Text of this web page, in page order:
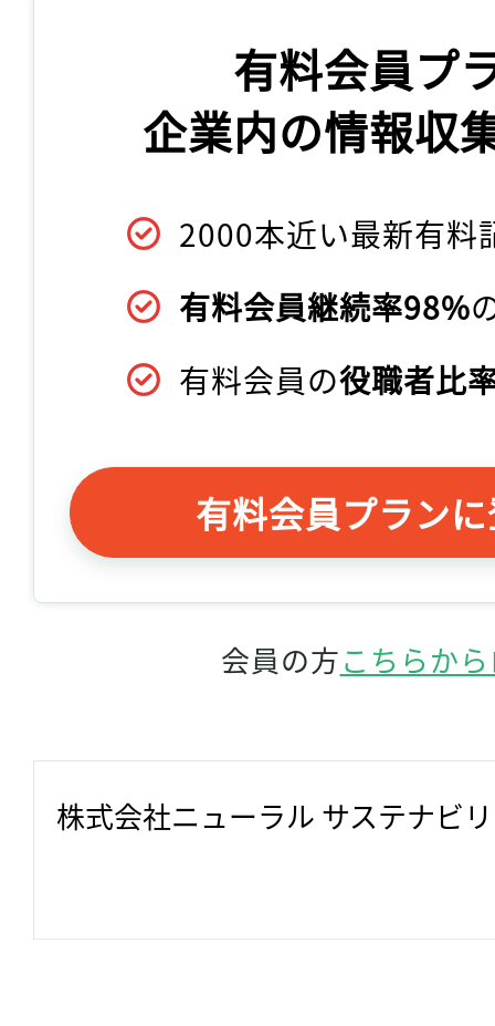
有料会員プ
企業内の情報収
2000本近い最新有料
有料会員継続率98%
有料会員の役職者比
有料会員プラン
会員の方こちらか
株式会社ニューラル サステナビ